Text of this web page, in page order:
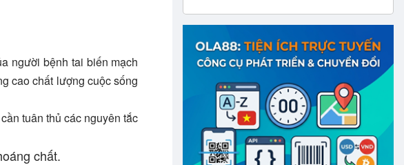
người bệnh tai biến mạch
cao chất lượng cuộc sống
tuân thủ các nguyên tắc
chất.